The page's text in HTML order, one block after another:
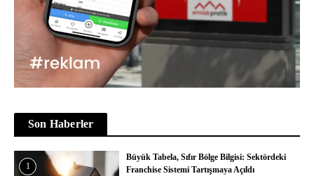
Son Haberler
1
Büyük Tabela, Sıfır Bölge Bilgisi: Sektördeki
Franchise Sistemi Tartışmaya Açıldı